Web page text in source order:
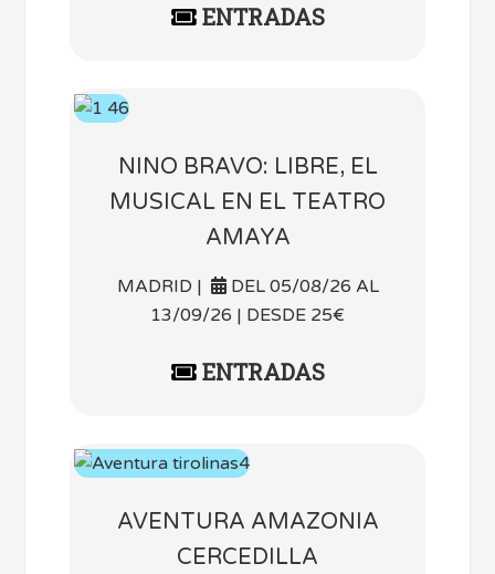
ENTRADAS
NINO BRAVO: LIBRE, EL
MUSICAL EN EL TEATRO
AMAYA
MADRID |
DEL 05/08/26 AL
13/09/26 | DESDE 25€
ENTRADAS
AVENTURA AMAZONIA
CERCEDILLA